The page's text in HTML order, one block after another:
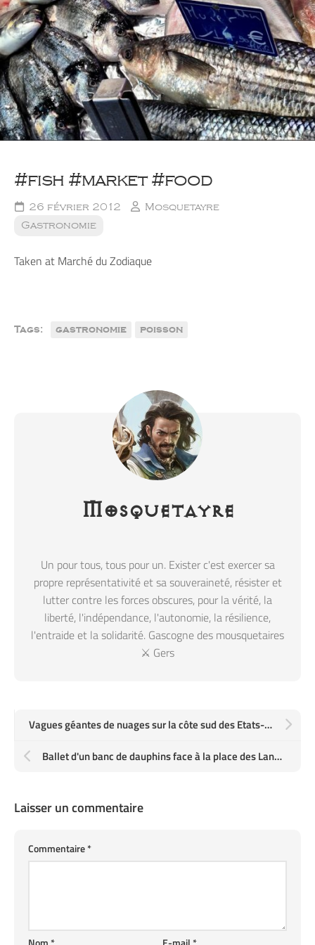
#fish #market #food
26 février 2012
Mosquetayre
Gastronomie
Taken at Marché du Zodiaque
Tags: gastronomie poisson
Mosquetayre
Un pour tous, tous pour un. Exister c'est exercer sa
propre représentativité et sa souveraineté, résister et
lutter contre les forces obscures, pour la vérité, la
liberté, l'indépendance, l'autonomie, la résilience,
l'entraide et la solidarité. Gascogne des mousquetaires
⚔️ Gers
Vagues géantes de nuages sur la côte sud des Etats-Unis en Floride
Ballet d'un banc de dauphins face à la place des Landais à Hossegor au coucher du soleil
Laisser un commentaire
Commentaire*